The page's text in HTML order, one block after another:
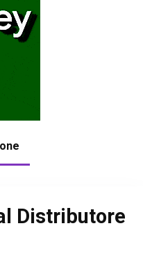
Distributore